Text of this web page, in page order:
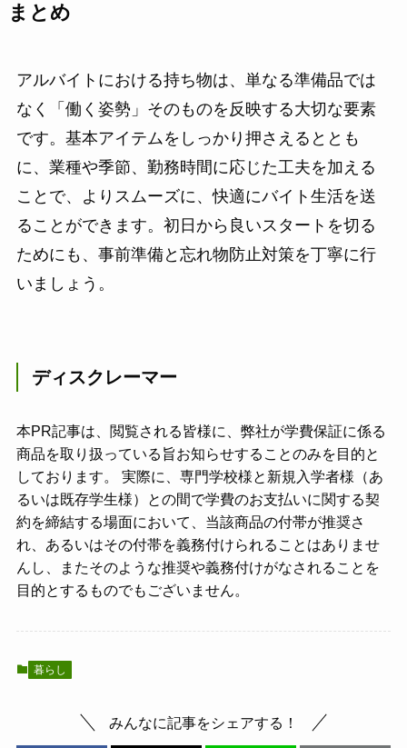
まとめ
アルバイトにおける持ち物は、単なる準備品では
なく「働く姿勢」そのものを反映する大切な要素
です。基本アイテムをしっかり押さえるととも
に、業種や季節、勤務時間に応じた工夫を加える
ことで、よりスムーズに、快適にバイト生活を送
ることができます。初日から良いスタートを切る
ためにも、事前準備と忘れ物防止対策を丁寧に行
いましょう。
ディスクレーマー
本PR記事は、閲覧される皆様に、弊社が学費保証に係る
商品を取り扱っている旨お知らせすることのみを目的と
しております。 実際に、専門学校様と新規入学者様（あ
るいは既存学生様）との間で学費のお支払いに関する契
約を締結する場面において、当該商品の付帯が推奨さ
れ、あるいはその付帯を義務付けられることはありませ
んし、またそのような推奨や義務付けがなされることを
目的とするものでもございません。
暮らし
みんなに記事をシェアする！